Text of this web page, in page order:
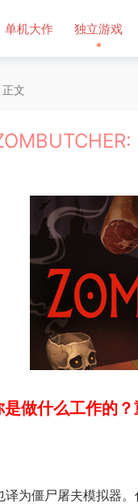
单机大作 独立游戏
正文
做什么工作的
译为僵尸屠夫模拟器